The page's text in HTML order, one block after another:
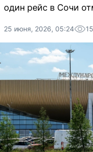
один рейс в Сочи
25 июня, 2026, 05:24 15